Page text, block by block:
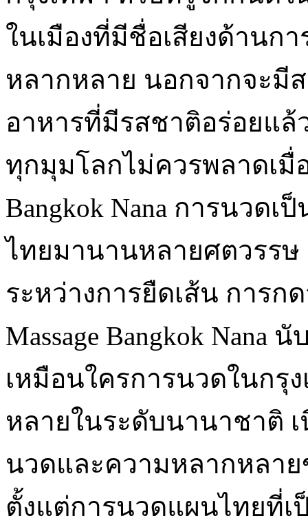
ในเมืองที่มีชื่อเสียงด้านก
หลากหลาย นอกจากจะมี
อาหารที่มีรสชาติอร่อยแล้
ทุกมุมโลกไม่ควรพลาดเมื่อ
Bangkok Nana การนวด
ไทยมานานหลายศตวรร
ระหว่างการยืดเส้น การ
Massage Bangkok
เหมือนใครการนวดในกรุ
หลายในระดับนานาชาติ
นวดและความหลากหลาย
ตั้งแต่การนวดแผนไทยที่เ